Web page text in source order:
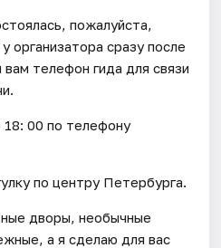
пожалуйста,
организатора сразу после
телефон гида для связи
18: 00 по телефону
по центру Петербурга.
дворы, необычные
а я сделаю для вас